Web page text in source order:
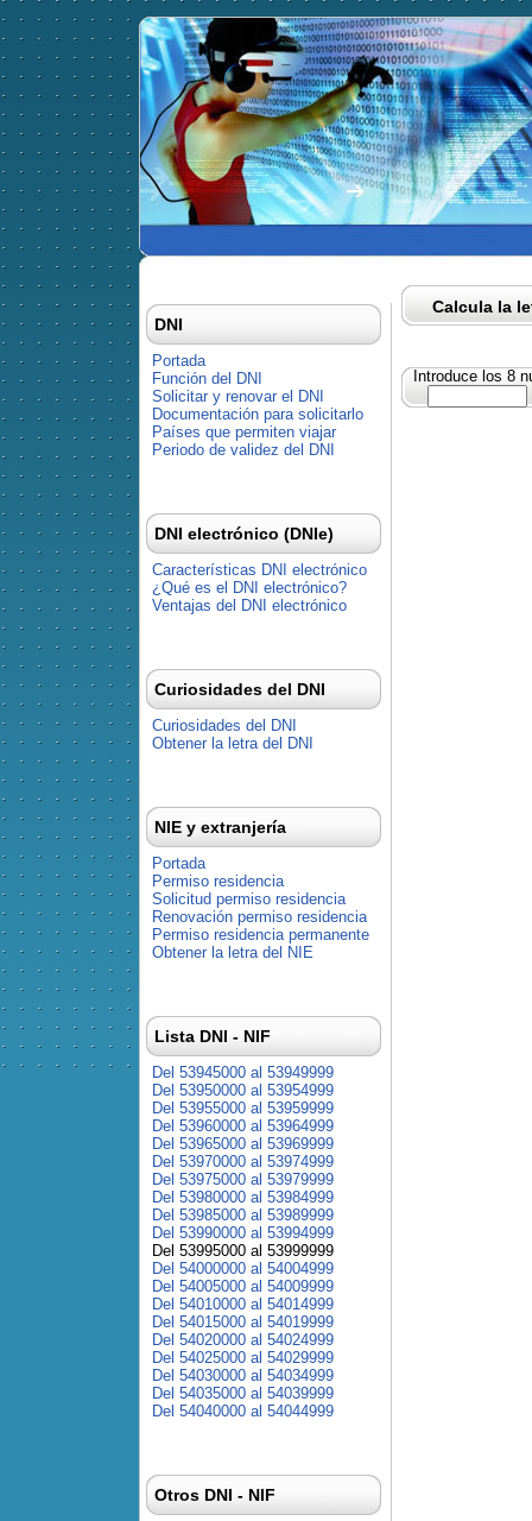
Calcula la
Introduce los 8
DNI
Portada
Función del DNI
Solicitar y renovar el DNI
Documentación para solicitarlo
Países que permiten viajar
Periodo de validez del DNI
DNI electrónico (DNIe)
Características DNI electrónico
¿Qué es el DNI electrónico?
Ventajas del DNI electrónico
Curiosidades del DNI
Curiosidades del DNI
Obtener la letra del DNI
NIE y extranjería
Portada
Permiso residencia
Solicitud permiso residencia
Renovación permiso residencia
Permiso residencia permanente
Obtener la letra del NIE
Lista DNI - NIF
Del 53945000 al 53949999
Del 53950000 al 53954999
Del 53955000 al 53959999
Del 53960000 al 53964999
Del 53965000 al 53969999
Del 53970000 al 53974999
Del 53975000 al 53979999
Del 53980000 al 53984999
Del 53985000 al 53989999
Del 53990000 al 53994999
Del 53995000 al 53999999
Del 54000000 al 54004999
Del 54005000 al 54009999
Del 54010000 al 54014999
Del 54015000 al 54019999
Del 54020000 al 54024999
Del 54025000 al 54029999
Del 54030000 al 54034999
Del 54035000 al 54039999
Del 54040000 al 54044999
Otros DNI - NIF